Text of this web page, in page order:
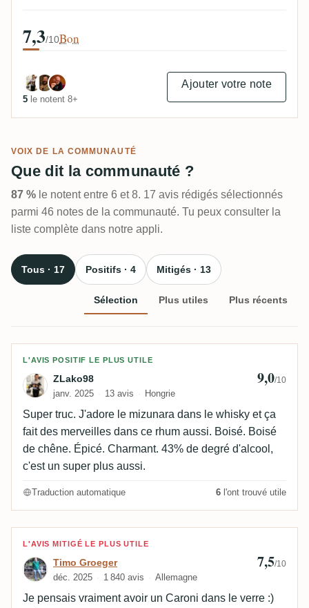
7,3/10Bon
5 le notent 8+
Ajouter votre note
VOIX DE LA COMMUNAUTÉ
Que dit la communauté ?
87 % le notent entre 6 et 8. 17 avis rédigés sélectionnés
parmi 46 notes de la communauté. Tu peux consulter la
liste complète dans notre appli.
Tous · 17 Positifs · 4 Mitigés · 13
Sélection Plus utiles Plus récents
Avis de ZLako98
L'AVIS POSITIF LE PLUS UTILE
ZLako98
janv. 2025 13 avis Hongrie
9,0/10
Super truc. J'adore le mizunara dans le whisky et ça
fait des merveilles dans ce rhum aussi. Boisé. Boisé
de chêne. Épicé. Charmant. 43% de degré d'alcool,
c'est un super plus aussi.
Traduction automatique 6 l'ont trouvé utile
Avis de Timo Groeger
L'AVIS MITIGÉ LE PLUS UTILE
Timo Groeger
déc. 2025 1 840 avis Allemagne
7,5/10
Je pensais vraiment avoir un Caroni dans le verre :)